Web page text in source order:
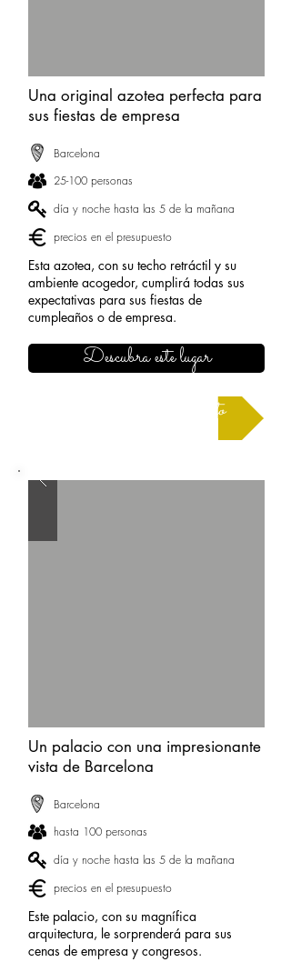
Una original azotea perfecta para
sus fiestas de empresa
Barcelona
25-100 personas
día y noche hasta las 5 de la mañana
precios en el presupuesto
Esta azotea, con su techo retráctil y su
ambiente acogedor, cumplirá todas sus
expectativas para sus fiestas de
cumpleaños o de empresa.
Descubra este lugar
Solicitar un presupuesto
Un palacio con una impresionante
vista de Barcelona
Barcelona
hasta 100 personas
día y noche hasta las 5 de la mañana
precios en el presupuesto
Este palacio, con su magnífica
arquitectura, le sorprenderá para sus
cenas de empresa y congresos.